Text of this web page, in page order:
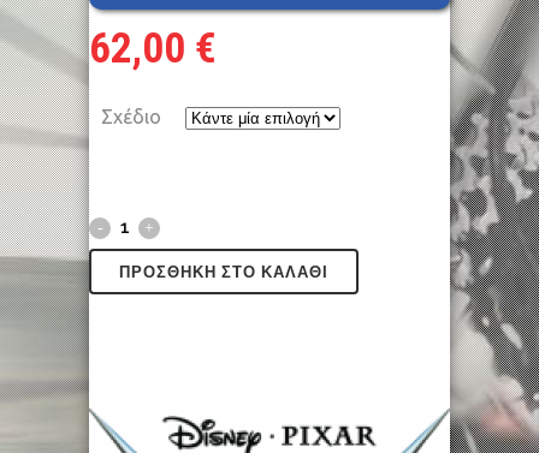
62,00 €
Σχέδιο
ΠΡΟΣΘΉΚΗ ΣΤΟ ΚΑΛΆΘΙ